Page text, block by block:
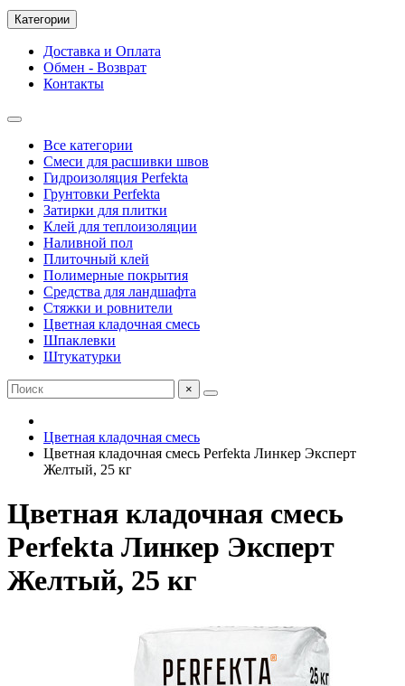
Категории
Доставка и Оплата
Обмен - Возврат
Контакты
Все категории
Смеси для расшивки швов
Гидроизоляция Perfekta
Грунтовки Perfekta
Затирки для плитки
Клей для теплоизоляции
Наливной пол
Плиточный клей
Полимерные покрытия
Средства для ландшафта
Стяжки и ровнители
Цветная кладочная смесь
Шпаклевки
Штукатурки
×
Цветная кладочная смесь
Цветная кладочная смесь Perfekta Линкер Эксперт
Желтый, 25 кг
Цветная кладочная смесь
Perfekta Линкер Эксперт
Желтый, 25 кг